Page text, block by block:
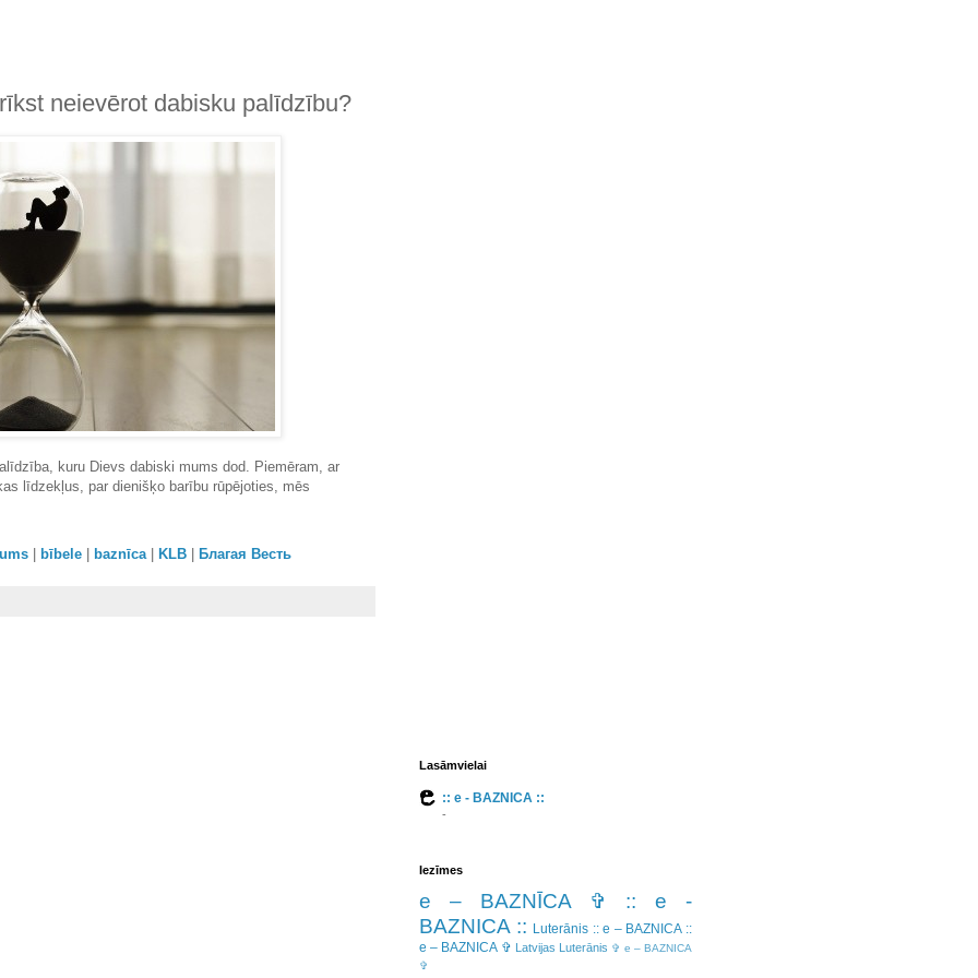
neievērot dabisku palīdzību?
kuru Dievs dabiski mums dod. Piemēram, ar
līdzekļus, par dienišķo barību rūpējoties, mēs
bībele baznīca| KLB Благая Весть
Lasāmvielai
:: e - BAZNICA ::
-
Iezīmes
e – BAZNĪCA ✞
:: e -
BAZNICA :: Luterānis :: e – BAZNICA ::
e – BAZNICA ✞ Latvijas Luterānis ✞ e – BAZNICA
✞